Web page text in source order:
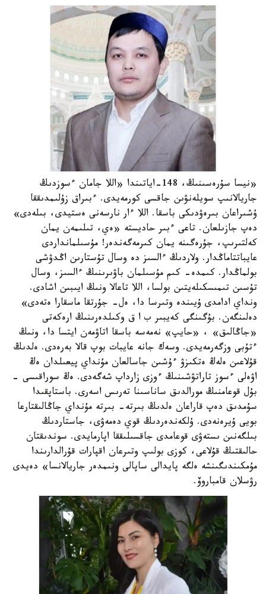
«نيسا سۇرەسىنىڭ، 148-اياتىندا «اللا جامان ءسوزدىڭ
جاريالانىپ سويلەنۋىن جاقسى كورمەيدى. ءبىراق زۇلىمدىققا
ۇشىراعان بىرەۋدىكى باسقا. اللا ءار نارسەنى ەستيدى، بىلەدى»
دەپ جازىلعان. تاعى ءبىر حاديستە «ەي، تىلىمەن يمان
كەلتىرىپ، جۇرەگىنە يمان كىرمەگەندەر! مۇسىلمانداردى
عايباتتاماڭدار. ولاردىڭ ءالسىز دە وسال تۇستارىن اڭدۋشى
بولماڭدار. كىمدە- كىم مۇسىلمان باۋىرىنىڭ ءالسىز، وسال
تۇسىن تىمىسكىلەيتىن بولسا، اللا تاعالا ونىڭ ايىبىن اشادى.
ونداي ادامدى ۇيىندە وتىرسا دا، ەل- جۇرتقا ماسقارا ەتەدى»
دەلىنگەن. بۇگىنگى كەيبىر ب ا ق وكىلدەرىنىڭ ارەكەتى
«جاڭالىق» ، «حايپ» نەمەسە باسقا اتاۋمەن ايتسا دا، ونىڭ
ءتۇبى وزگەرمەيدى. وسەك جانە عايبات بوپ قالا بەرەدى. ەلدىڭ
قۇلاعىن ەلەڭ ەتكىزۋ ءۇشىن جاسالعان مۇنداي پيعىلدان ەڭ
اۋەلى ءسوز تاراتۋشىنىڭ ءوزى زارداپ شەگەدى. ەڭ سوراقىسى -
بۇل قوعامنىڭ مورالدىق ساناسىنا تەرىس اسەرى. باستاپقىدا
سۇمدىق دەپ قاراعان ەلدىڭ بىرتە- بىرتە مۇنداي جاڭالىقتارعا
بويى ۇيرەنەدى. ۇلكەندەردىڭ قوي دەمەۋى، جاستاردىڭ
بىلگەنىن ىستەۋى قوعامدى جاقسىلىققا اپارمايدى. سوندىقتان
حالىقتىڭ قۇلاعى، كوزى بولىپ وتىرعان اقپارات قۇرالدارىندا
مۇمكىندىگىنشە ەلگە پايدالى ساپالى ونىمدەر جاريالانسا» دەيدى
رۋسلان قامباروۆ.